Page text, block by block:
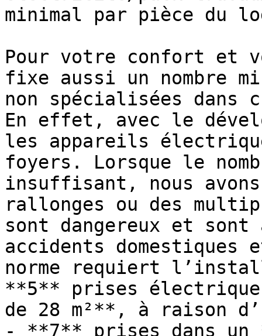
minimal par pièce du
Pour votre confort et
fixe aussi un nombre
non spécialisées dans
En effet, avec le
les appareils
foyers. Lorsque le
insuffisant, nous
rallonges ou des
sont dangereux et sont
accidents
norme requiert
**5** prises
de 28 m²**, à raison
- **7** prises dans un